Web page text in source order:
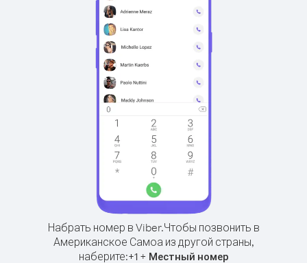
Набрать номер в Viber.Чтобы позвонить в
Американское Самоа из другой страны,
наберите:+1+ Местный номер